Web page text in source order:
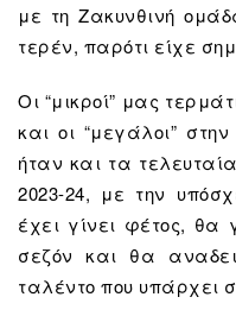
με τη Ζακυνθινή
τερέν, παρότι είχε
Οι “μικροί” μας
και οι “μεγάλοι”
ήταν και τα
2023-24, με την
έχει γίνει φέτος, θα
σεζόν και θα
ταλέντο που υπάρχει